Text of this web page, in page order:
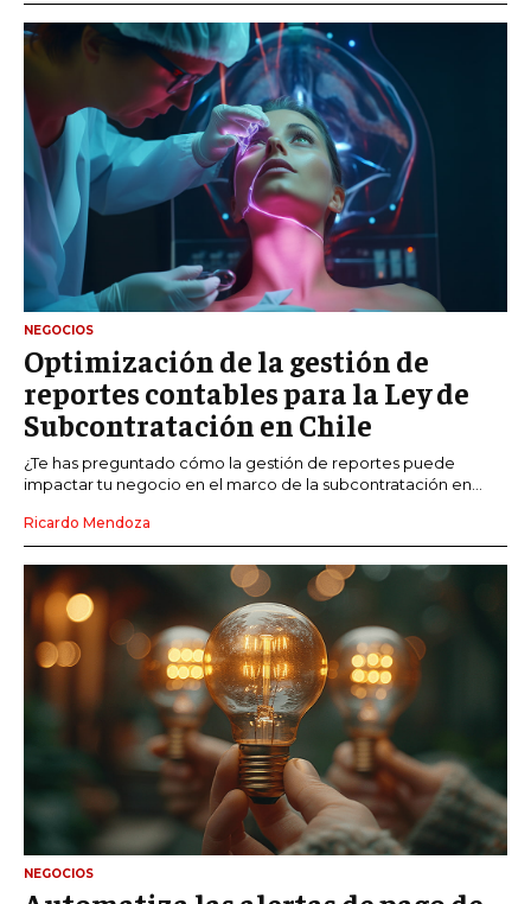
NEGOCIOS
Optimización de la gestión de
reportes contables para la Ley de
Subcontratación en Chile
¿Te has preguntado cómo la gestión de reportes puede
impactar tu negocio en el marco de la subcontratación en...
Ricardo Mendoza
NEGOCIOS